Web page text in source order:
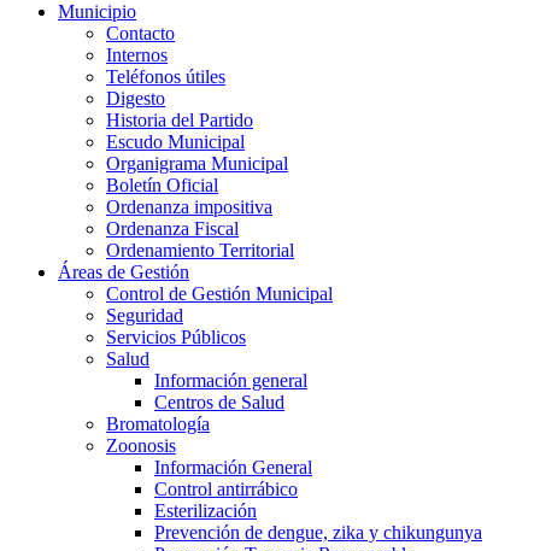
Municipio
Contacto
Internos
Teléfonos útiles
Digesto
Historia del Partido
Escudo Municipal
Organigrama Municipal
Boletín Oficial
Ordenanza impositiva
Ordenanza Fiscal
Ordenamiento Territorial
Áreas de Gestión
Control de Gestión Municipal
Seguridad
Servicios Públicos
Salud
Información general
Centros de Salud
Bromatología
Zoonosis
Información General
Control antirrábico
Esterilización
Prevención de dengue, zika y chikungunya